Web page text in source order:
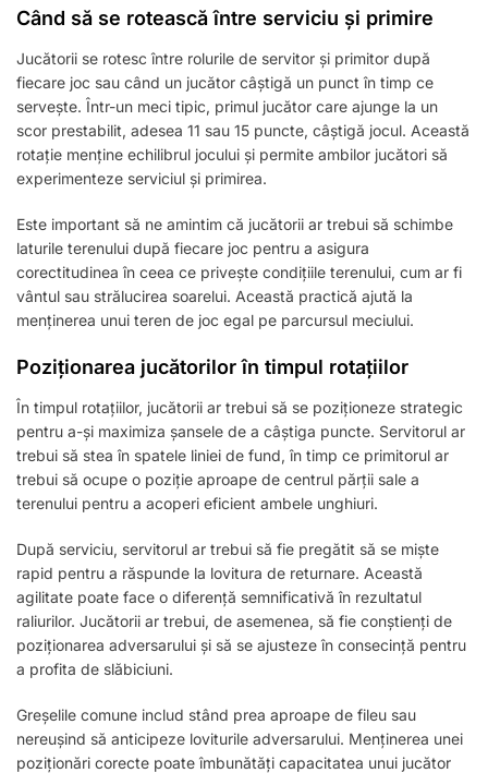
Când să se rotească între serviciu și primire
Jucătorii se rotesc între rolurile de servitor și primitor după
fiecare joc sau când un jucător câștigă un punct în timp ce
servește. Într-un meci tipic, primul jucător care ajunge la un
scor prestabilit, adesea 11 sau 15 puncte, câștigă jocul. Această
rotație menține echilibrul jocului și permite ambilor jucători să
experimenteze serviciul și primirea.
Este important să ne amintim că jucătorii ar trebui să schimbe
laturile terenului după fiecare joc pentru a asigura
corectitudinea în ceea ce privește condițiile terenului, cum ar fi
vântul sau strălucirea soarelui. Această practică ajută la
menținerea unui teren de joc egal pe parcursul meciului.
Poziționarea jucătorilor în timpul rotațiilor
În timpul rotațiilor, jucătorii ar trebui să se poziționeze strategic
pentru a-și maximiza șansele de a câștiga puncte. Servitorul ar
trebui să stea în spatele liniei de fund, în timp ce primitorul ar
trebui să ocupe o poziție aproape de centrul părții sale a
terenului pentru a acoperi eficient ambele unghiuri.
După serviciu, servitorul ar trebui să fie pregătit să se miște
rapid pentru a răspunde la lovitura de returnare. Această
agilitate poate face o diferență semnificativă în rezultatul
raliurilor. Jucătorii ar trebui, de asemenea, să fie conștienți de
poziționarea adversarului și să se ajusteze în consecință pentru
a profita de slăbiciuni.
Greșelile comune includ stând prea aproape de fileu sau
nereușind să anticipeze loviturile adversarului. Menținerea unei
poziționări corecte poate îmbunătăți capacitatea unui jucător